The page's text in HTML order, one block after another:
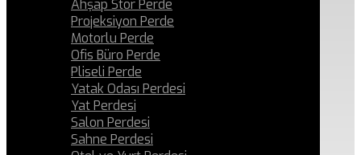
Ahşap Stor Perde
Projeksiyon Perde
Motorlu Perde
Ofis Büro Perde
Pliseli Perde
Yatak Odası Perdesi
Yat Perdesi
Salon Perdesi
Sahne Perdesi